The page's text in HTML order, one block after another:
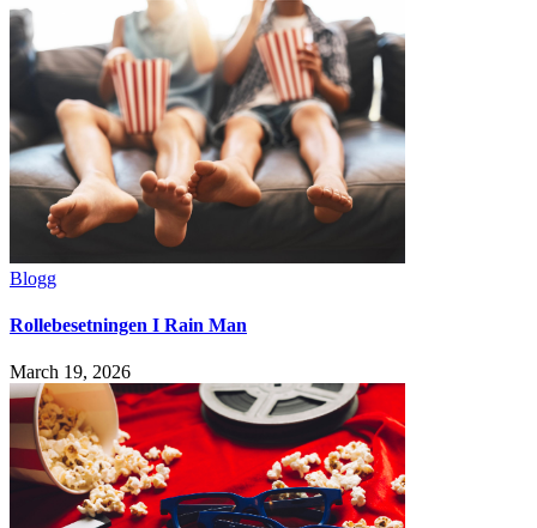
Blogg
Rollebesetningen I Rain Man
March 19, 2026